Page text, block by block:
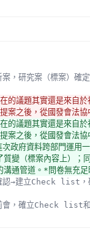
案，研究案（標案）
議題其實還是來自於
後，從國發會法協中
議題其實還是來自於
後，從國發會法協中
政府資料跨部門運用
質變（標案內容上）
溝通管道。*問卷無充足
會，確立Check list